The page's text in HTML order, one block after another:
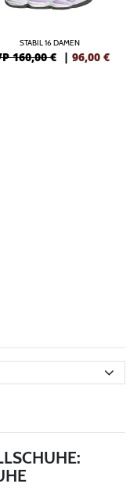
STABIL 16 DAMEN
160,00 € | 96,00 €